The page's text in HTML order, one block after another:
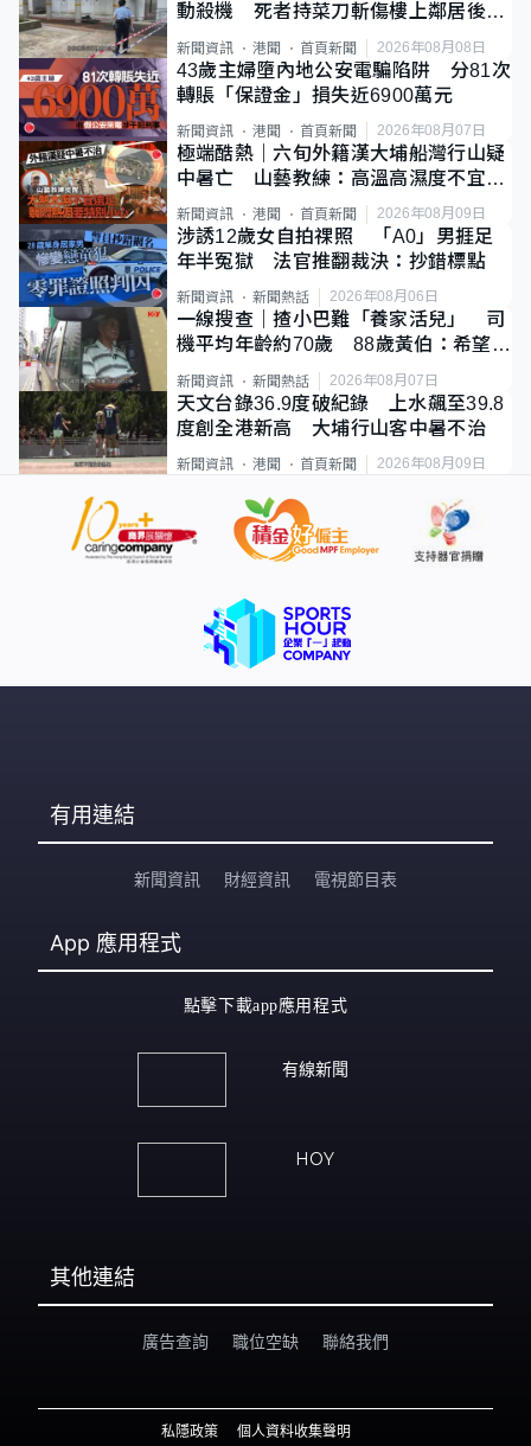
動殺機 死者持菜刀斬傷樓上鄰居後墮
新聞資訊 港聞 首頁新聞 2026年08月08日
43歲主婦墮內地公安電騙陷阱 分81次
轉賬「保證金」損失近6900萬元
新聞資訊 港聞 首頁新聞 2026年08月07日
極端酷熱｜六旬外籍漢大埔船灣行山疑
中暑亡 山藝教練：高溫高濕度不宜遠
足
新聞資訊 港聞 首頁新聞 2026年08月09日
涉誘12歲女自拍祼照 「A0」男捱足
年半冤獄 法官推翻裁決：抄錯標點
新聞資訊 新聞熱話 2026年08月06日
一線搜查｜揸小巴難「養家活兒」 司
機平均年齡約70歲 88歲黃伯：希望一
直揸落去
新聞資訊 新聞熱話 2026年08月07日
天文台錄36.9度破紀錄 上水飆至39.8
度創全港新高 大埔行山客中暑不治
新聞資訊 港聞 首頁新聞 2026年08月09日
有用連結
新聞資訊 財經資訊 電視節目表
App 應用程式
點擊下載app應用程式
有線新聞
HOY
其他連結
廣告查詢 職位空缺 聯絡我們
私隱政策 個人資料收集聲明